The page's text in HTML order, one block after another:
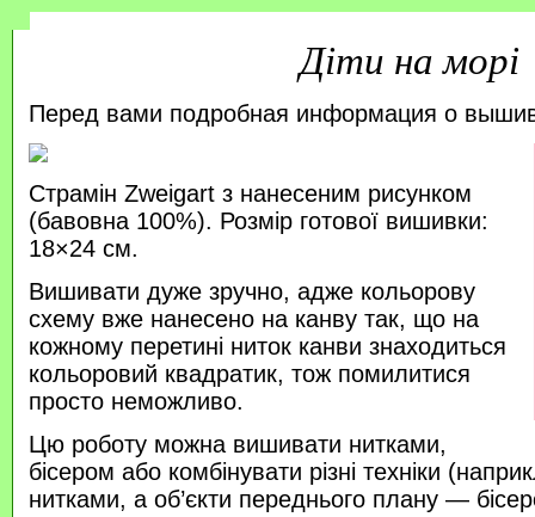
Діти на морі
Перед вами подробная информация о
Страмін Zweigart з нанесеним рисунком
(бавовна 100%). Розмір готової вишивки:
18×24 см.
Вишивати дуже зручно, адже кольорову
схему вже нанесено на канву так, що на
кожному перетині ниток канви знаходиться
кольоровий квадратик, тож помилитися
просто неможливо.
Цю роботу можна вишивати нитками,
бісером або комбінувати різні техніки
нитками, а об’єкти переднього плану —